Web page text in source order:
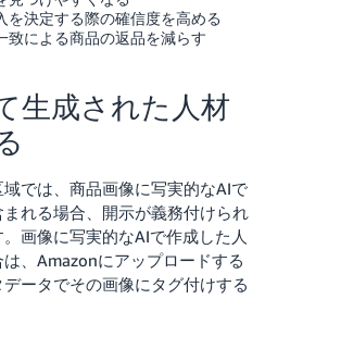
を決定する際の確信度を高める
致による商品の返品を減らす
生成された人材
では、商品画像に写実的なAIで
れる場合、開示が義務付けられ
画像に写実的なAIで作成した人
、Amazonにアップロードする
ータでその画像にタグ付けする